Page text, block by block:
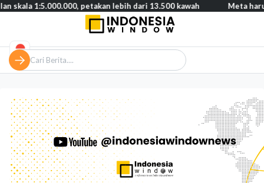
petakan lebih dari 13.500 kawah Meta harus bayar